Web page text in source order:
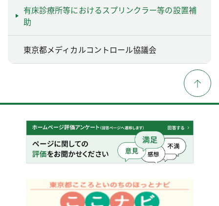
有床診療所等におけるスプリンクラー等の設置補
助
東京都メディカルコントロール協議会